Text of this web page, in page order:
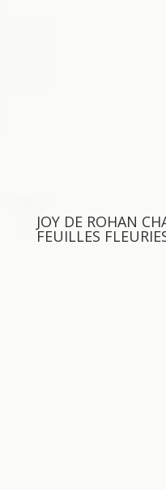
JOY DE ROHAN
FEUILLES